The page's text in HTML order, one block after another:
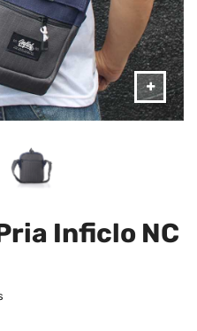
Inficlo NC